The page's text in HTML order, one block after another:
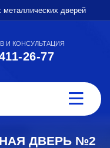
металлических дверей
И КОНСУЛЬТАЦИЯ
26-77
ДВЕРЬ №2